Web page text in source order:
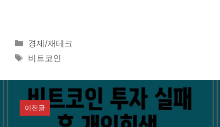
카
테
리
경제/재테크
태
비트코인
이전글